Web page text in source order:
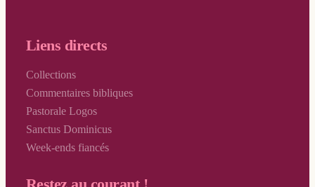
Liens directs
Collections
Commentaires bibliques
Pastorale Logos
Sanctus Dominicus
Week-ends fiancés